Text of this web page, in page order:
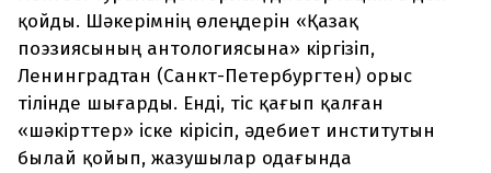
қойды. Шәкерімнің өлеңдерін «Қазақ
поэзиясының антологиясына» кіргізіп,
Ленинградтан (Санкт-Петербургтен) орыс
тілінде шығарды. Енді, тіс қағып қалған
«шәкірттер» іске кірісіп, әдебиет институтын
былай қойып, жазушылар одағында